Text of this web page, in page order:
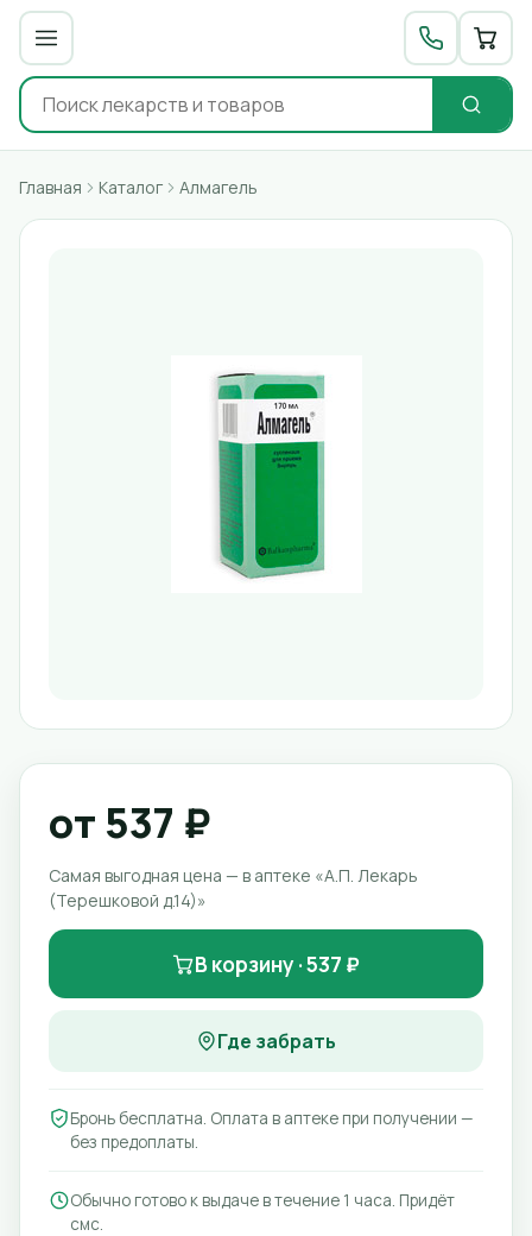
Главная Каталог Алмагель
от 537 ₽
Самая выгодная цена — в аптеке «А.П. Лекарь
(Терешковой д.14)»
В корзину · 537 ₽
Где забрать
Бронь бесплатна. Оплата в аптеке при получении —
без предоплаты.
Обычно готово к выдаче в течение 1 часа. Придёт
смс.